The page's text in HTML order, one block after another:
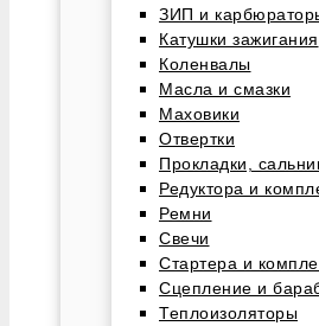
ЗИП и
Катушки зажигания
Коленвалы
Масла и смазки
Маховики
Отвертки
Прокладки,
Редуктора и
Ремни
Свечи
Стартера и
Сцепление и
Теплоизоляторы